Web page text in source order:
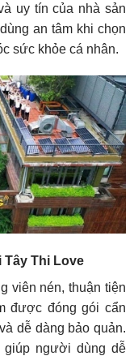
uy tín của nhà sản
an tâm khi chọn
sức khỏe cá nhân.
Tây Thi Love
viên nén, thuận tiện
được đóng gói cẩn
dễ dàng bảo quản.
người dùng dễ